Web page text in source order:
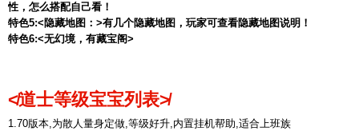
性，怎么搭配自己看！
特色5:<隐藏地图：>有几个隐藏地图，玩家可查看隐藏地图说明！
特色6:<无幻境，有藏宝阁>
≮道士等级宝宝列表≯
1.70版本,为散人量身定做,等级好升,内置挂机帮助,适合上班族